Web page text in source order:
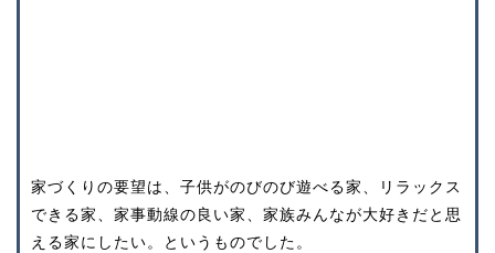
家づくりの要望は、子供がのびのび遊べる家、リラックス
できる家、家事動線の良い家、家族みんなが大好きだと思
える家にしたい。というものでした。